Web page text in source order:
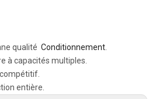
qualité Conditionnement
à capacités multiples.
entière.